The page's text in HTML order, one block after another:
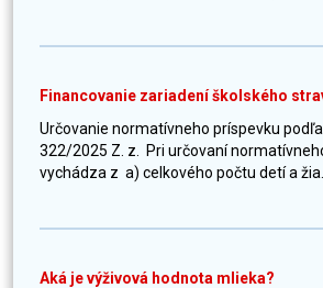
Financovanie zariadení školského
Určovanie normatívneho príspevku podľa
322/2025 Z. z. Pri určovaní
vychádza z a) celkového počtu detí a žia...
Aká je výživová hodnota mlieka?